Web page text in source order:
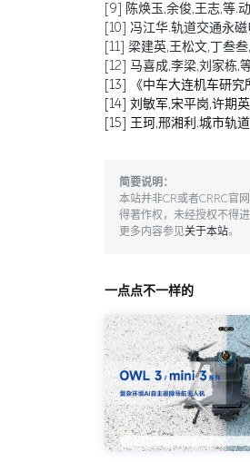
[9] 陈焕玉,余俊,王志,等.
[10] 冯江华.轨道交通永
[11] 梁建英,王松文,丁叁
[12] 马喜成,李梁,刘家栋,
[13] 《中车大连机车研
[14] 刘敏军,宋平岗,许期
[15] 王珂,邢湘利.城市轨
简要说明：
本站并非CR或者CRRC官
得著作权，未经授权不得
更多内容参见关于本站。
一点点不一样的